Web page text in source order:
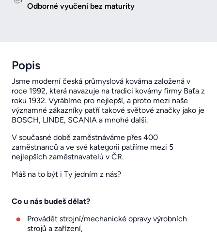
Odborné vyučení bez maturity
Popis
Jsme moderní česká průmyslová kovárna založená v
roce 1992, která navazuje na tradici kovárny firmy Baťa z
roku 1932. Vyrábíme pro nejlepší, a proto mezi naše
významné zákazníky patří takové světové značky jako je
BOSCH, LINDE, SCANIA a mnohé další.
V současné době zaměstnáváme přes 400
zaměstnanců a ve své kategorii patříme mezi 5
nejlepších zaměstnavatelů v ČR.
Máš na to být i Ty jedním z nás?
Co u nás budeš dělat?
Provádět strojní/mechanické opravy výrobních
strojů a zařízení,